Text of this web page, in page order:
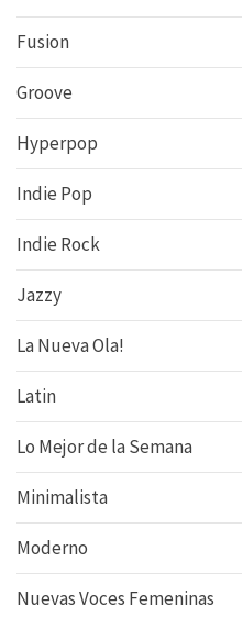
Fusion
Groove
Hyperpop
Indie Pop
Indie Rock
Jazzy
La Nueva Ola!
Latin
Lo Mejor de la Semana
Minimalista
Moderno
Nuevas Voces Femeninas